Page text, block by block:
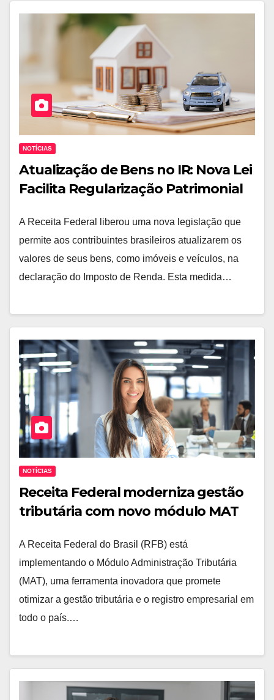
NOTÍCIAS
Atualização de Bens no IR: Nova Lei
Facilita Regularização Patrimonial
A Receita Federal liberou uma nova legislação que
permite aos contribuintes brasileiros atualizarem os
valores de seus bens, como imóveis e veículos, na
declaração do Imposto de Renda. Esta medida…
NOTÍCIAS
Receita Federal moderniza gestão
tributária com novo módulo MAT
A Receita Federal do Brasil (RFB) está
implementando o Módulo Administração Tributária
(MAT), uma ferramenta inovadora que promete
otimizar a gestão tributária e o registro empresarial em
todo o país.…